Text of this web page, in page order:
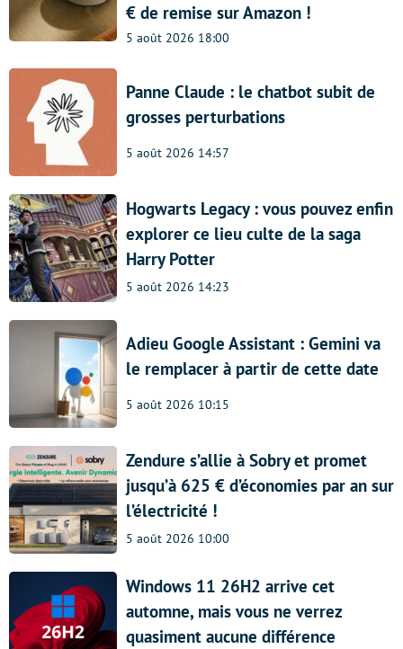
€ de remise sur Amazon !
5 août 2026 18:00
Panne Claude : le chatbot subit de
grosses perturbations
5 août 2026 14:57
Hogwarts Legacy : vous pouvez enfin
explorer ce lieu culte de la saga
Harry Potter
5 août 2026 14:23
Adieu Google Assistant : Gemini va
le remplacer à partir de cette date
5 août 2026 10:15
Zendure s’allie à Sobry et promet
jusqu’à 625 € d’économies par an sur
l’électricité !
5 août 2026 10:00
Windows 11 26H2 arrive cet
automne, mais vous ne verrez
quasiment aucune différence